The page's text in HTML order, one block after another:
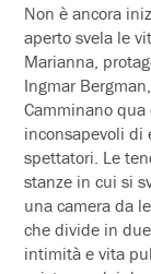
Non è ancora
aperto svela le
Marianna,
Ingmar
Camminano qua
inconsapevoli di
spettatori. Le
stanze in cui si
una camera da
che divide in
intimità e vita